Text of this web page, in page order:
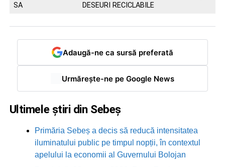
SA
DESEURI RECICLABILE
Adaugă-ne ca sursă preferată
Urmărește-ne pe Google News
Ultimele știri din Sebeș
Primăria Sebeș a decis să reducă intensitatea
iluminatului public pe timpul nopții, în contextul
apelului la economii al Guvernului Bolojan